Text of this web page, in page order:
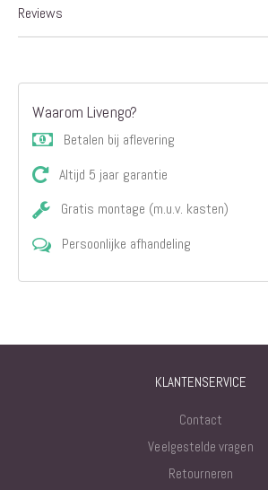
Reviews
Waarom Livengo?
Betalen bij aflevering
Altijd 5 jaar garantie
Gratis montage (m.u.v. kasten)
Persoonlijke afhandeling
KLANTENSERVICE
Contact
Veelgestelde vragen
Retourneren